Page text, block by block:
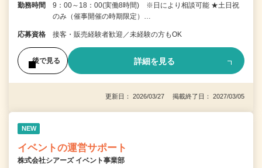
勤務時間
9：00～18：00(実働8時間) ※日により相談可能 ★土日祝
のみ（催事開催の時期限定）…
応募資格 接客・販売経験者歓迎／未経験の方もOK
後で見る 詳細を見る
更新日： 2026/03/27 掲載終了日： 2027/03/05
NEW
イベントの運営サポート
株式会社シアーズ イベント事業部